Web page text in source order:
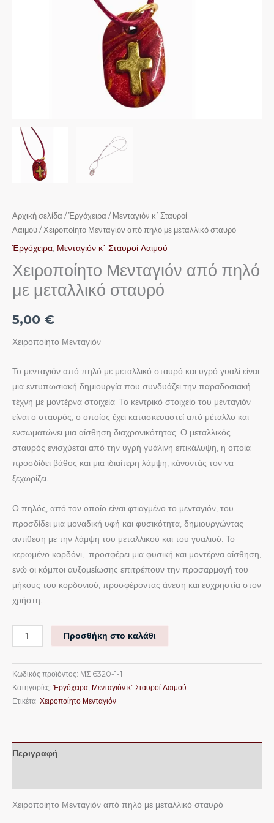
Αρχική σελίδα /Ἐργόχειρα / Μενταγιόν κ΄ Σταυροί
Λαιμού / Χειροποίητο Μενταγιόν από πηλό με μεταλλικό σταυρό
Ἐργόχειρα Μενταγιόν κ΄ Σταυροί Λαιμού
Χειροποίητο Μενταγιόν από πηλό
με μεταλλικό σταυρό
5,00 €
Χειροποίητο Μενταγιόν
Το μενταγιόν από πηλό με μεταλλικό σταυρό και υγρό γυαλί είναι
μια εντυπωσιακή δημιουργία που συνδυάζει την παραδοσιακή
τέχνη με μοντέρνα στοιχεία. Το κεντρικό στοιχείο του μενταγιόν
είναι ο σταυρός, ο οποίος έχει κατασκευαστεί από μέταλλο και
ενσωματώνει μια αίσθηση διαχρονικότητας. Ο μεταλλικός
σταυρός ενισχύεται από την υγρή γυάλινη επικάλυψη, η οποία
προσδίδει βάθος και μια ιδιαίτερη λάμψη, κάνοντάς τον να
ξεχωρίζει.
Ο πηλός, από τον οποίο είναι φτιαγμένο το μενταγιόν, του
προσδίδει μια μοναδική υφή και φυσικότητα, δημιουργώντας
αντίθεση με την λάμψη του μεταλλικού και του γυαλιού. Το
κερωμένο κορδόνι, προσφέρει μια φυσική και μοντέρνα αίσθηση,
ενώ οι κόμποι αυξομείωσης επιτρέπουν την προσαρμογή του
μήκους του κορδονιού, προσφέροντας άνεση και ευχρηστία στον
χρήστη.
Προσθήκη στο καλάθι
Κωδικός προϊόντος: ΜΣ 6320-1-1
Κατηγορίες: Ἐργόχειρα, Μενταγιόν κ΄ Σταυροί Λαιμού
Ετικέτα: Χειροποίητο Μενταγιόν
Περιγραφή
Χειροποίητο Μενταγιόν από πηλό με μεταλλικό σταυρό